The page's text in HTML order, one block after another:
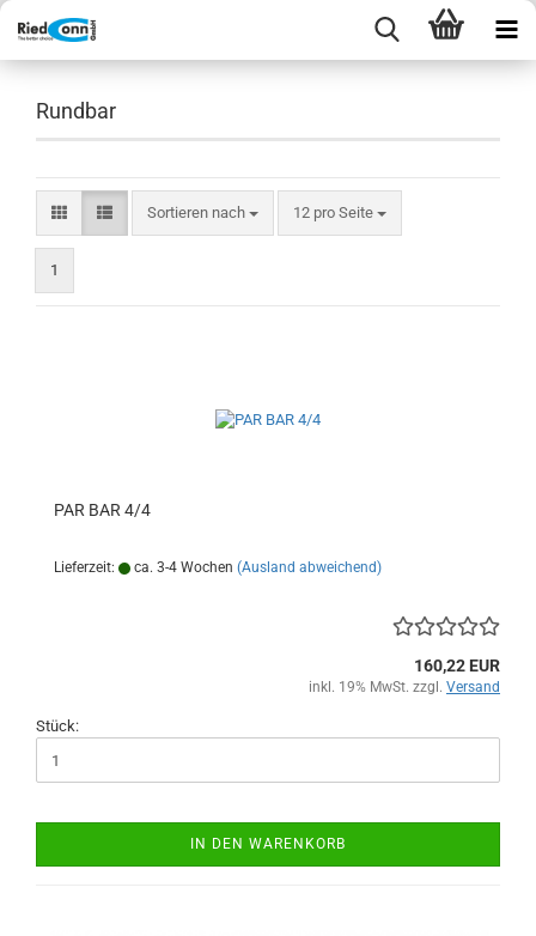
Rundbar
Sortieren nach
Sortieren nach 12 pro Seite
pro Seite
1
PAR BAR 4/4
Lieferzeit: ca. 3-4 Wochen (Ausland abweichend)
160,22 EUR
inkl. 19% MwSt. zzgl. Versand
Stück:
IN DEN WARENKORB